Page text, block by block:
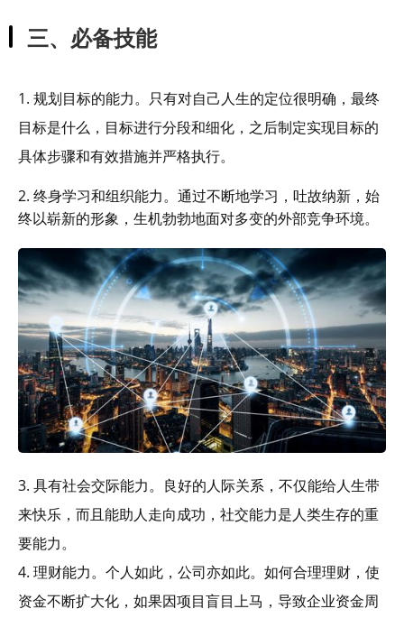
三、必备技能
1. 规划目标的能力。只有对自己人生的定位很明确，最终
目标是什么，目标进行分段和细化，之后制定实现目标的
具体步骤和有效措施并严格执行。
2. 终身学习和组织能力。通过不断地学习，吐故纳新，始
终以崭新的形象，生机勃勃地面对多变的外部竞争环境。
3. 具有社会交际能力。良好的人际关系，不仅能给人生带
来快乐，而且能助人走向成功，社交能力是人类生存的重
要能力。
4. 理财能力。个人如此，公司亦如此。如何合理理财，使
资金不断扩大化，如果因项目盲目上马，导致企业资金周